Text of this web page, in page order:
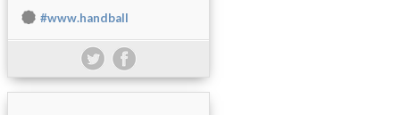
#www.handball